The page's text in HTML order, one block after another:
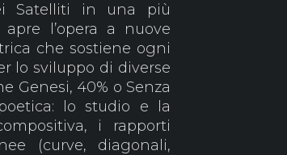
Satelliti in una più
l’opera a nuove
che sostiene ogni
lo sviluppo di diverse
Genesi, 40% o Senza
lo studio e la
i rapporti
(curve, diagonali,